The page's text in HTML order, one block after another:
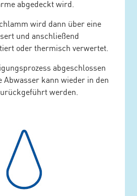
abgedeckt wird.
wird dann über eine
und anschließend
oder thermisch verwertet.
abgeschlossen
Abwasser kann wieder in den
werden.